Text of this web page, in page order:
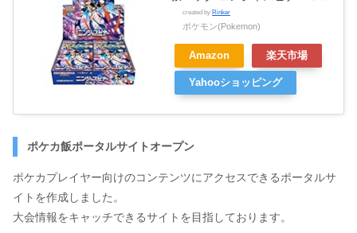
created by Rinker
ポケモン(Pokemon)
Amazon 楽天市場
Yahooショッピング
ポケカ飯ポータルサイトオープン
ポケカプレイヤー向けのコンテンツにアクセスできるポータルサ
イトを作成しました。
大会情報をキャッチできるサイトを目指しております。